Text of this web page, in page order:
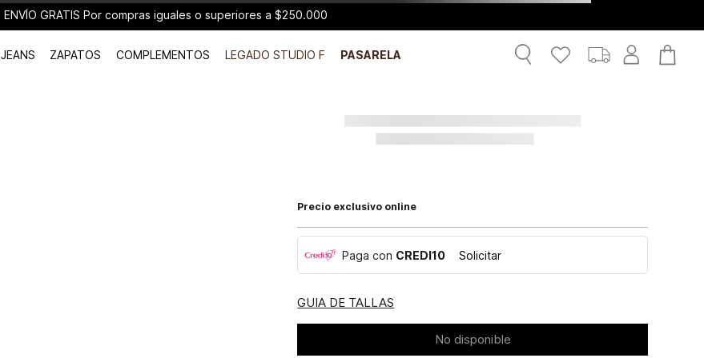
ENVÍO GRATIS Por compras iguales o superiores a $250.000
JEANS ZAPATOS COMPLEMENTOS LEGADO STUDIO F PASARELA
Precio exclusivo online
Paga con CREDI10 Solicitar
GUIA DE TALLAS
No disponible